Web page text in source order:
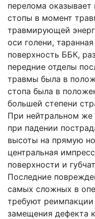
перелома
стопы в момент
травмирующей
оси голени,
поверхность ББК,
передние отделы
травмы была в
стопа была в
большей степени
При нейтральном
при падении
высоты на прямую
центральная
поверхности и
Последние
самых сложных в
требуют
замещения дефекта